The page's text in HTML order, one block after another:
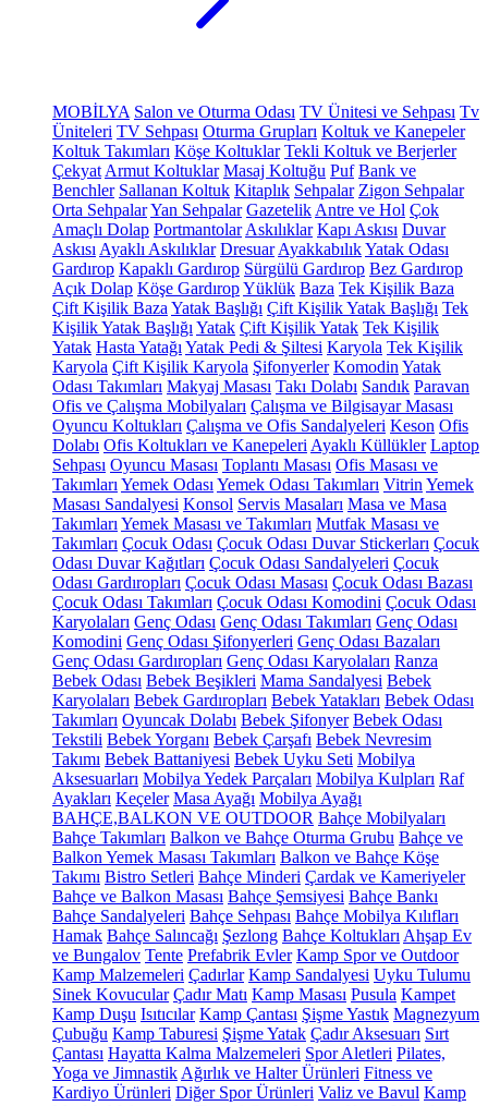
MOBİLYA Salon ve Oturma Odası TV Ünitesi ve Sehpası Tv
Üniteleri TV Sehpası Oturma Grupları Koltuk ve Kanepeler
Koltuk Takımları Köşe Koltuklar Tekli Koltuk ve Berjerler
Çekyat Armut Koltuklar Masaj Koltuğu Puf Bank ve
Benchler Sallanan Koltuk Kitaplık Sehpalar Zigon Sehpalar
Orta SehpalarYan Sehpalar Gazetelik Antre ve Hol Çok
Amaçlı Dolap Portmantolar Askılıklar Kapı Askısı Duvar
Askısı Ayaklı Askılıklar Dresuar AyakkabılıkYatak Odası
Gardırop Kapaklı Gardırop Sürgülü Gardırop Bez Gardırop
Açık Dolap Köşe GardıropYüklük Baza Tek Kişilik Baza
Çift Kişilik Baza Yatak Başlığı Çift Kişilik Yatak Başlığı Tek
Kişilik Yatak Başlığı Yatak Çift Kişilik Yatak Tek Kişilik
Yatak Hasta Yatağı Yatak Pedi & Şiltesi Karyola Tek Kişilik
Karyola Çift Kişilik Karyola Şifonyerler Komodin Yatak
Odası Takımları Makyaj Masası Takı Dolabı Sandık Paravan
Ofis ve Çalışma Mobilyaları Çalışma ve Bilgisayar Masası
Oyuncu Koltukları Çalışma ve Ofis Sandalyeleri Keson Ofis
Dolabı Ofis Koltukları ve Kanepeleri Ayaklı Küllükler Laptop
Sehpası Oyuncu Masası Toplantı Masası Ofis Masası ve
Takımları Yemek Odası Yemek Odası Takımları Vitrin Yemek
Masası Sandalyesi Konsol Servis Masaları Masa ve Masa
Takımları Yemek Masası ve Takımları Mutfak Masası ve
Takımları Çocuk Odası Çocuk Odası Duvar Stickerları Çocuk
Odası Duvar Kağıtları Çocuk Odası Sandalyeleri Çocuk
Odası Gardıropları Çocuk Odası Masası Çocuk Odası Bazası
Çocuk Odası Takımları Çocuk Odası Komodini Çocuk Odası
Karyolaları Genç Odası Genç Odası Takımları Genç Odası
Komodini Genç Odası Şifonyerleri Genç Odası Bazaları
Genç Odası Gardıropları Genç Odası Karyolaları Ranza
Bebek Odası Bebek Beşikleri Mama Sandalyesi Bebek
Karyolaları Bebek Gardıropları Bebek Yatakları Bebek Odası
Takımları Oyuncak Dolabı Bebek Şifonyer Bebek Odası
Tekstili Bebek Yorganı Bebek Çarşafı Bebek Nevresim
Takımı Bebek Battaniyesi Bebek Uyku Seti Mobilya
Aksesuarları Mobilya Yedek Parçaları Mobilya Kulpları Raf
Ayakları Keçeler Masa Ayağı Mobilya Ayağı
BAHÇE,BALKON VE OUTDOOR Bahçe Mobilyaları
Bahçe Takımları Balkon ve Bahçe Oturma Grubu Bahçe ve
Balkon Yemek Masası Takımları Balkon ve Bahçe Köşe
Takımı Bistro Setleri Bahçe Minderi Çardak ve Kameriyeler
Bahçe ve Balkon Masası Bahçe Şemsiyesi Bahçe Bankı
Bahçe Sandalyeleri Bahçe Sehpası Bahçe Mobilya Kılıfları
Hamak Bahçe Salıncağı Şezlong Bahçe Koltukları Ahşap Ev
ve Bungalov Tente Prefabrik Evler Kamp Spor ve Outdoor
Kamp Malzemeleri Çadırlar Kamp Sandalyesi Uyku Tulumu
Sinek Kovucular Çadır Matı Kamp Masası Pusula Kampet
Kamp Duşu Isıtıcılar Kamp Çantası Şişme Yastık Magnezyum
Çubuğu Kamp Taburesi Şişme Yatak Çadır Aksesuarı Sırt
Çantası Hayatta Kalma Malzemeleri Spor Aletleri Pilates,
Yoga ve Jimnastik Ağırlık ve Halter Ürünleri Fitness ve
Kardiyo Ürünleri Diğer Spor Ürünleri Valiz ve Bavul Kamp